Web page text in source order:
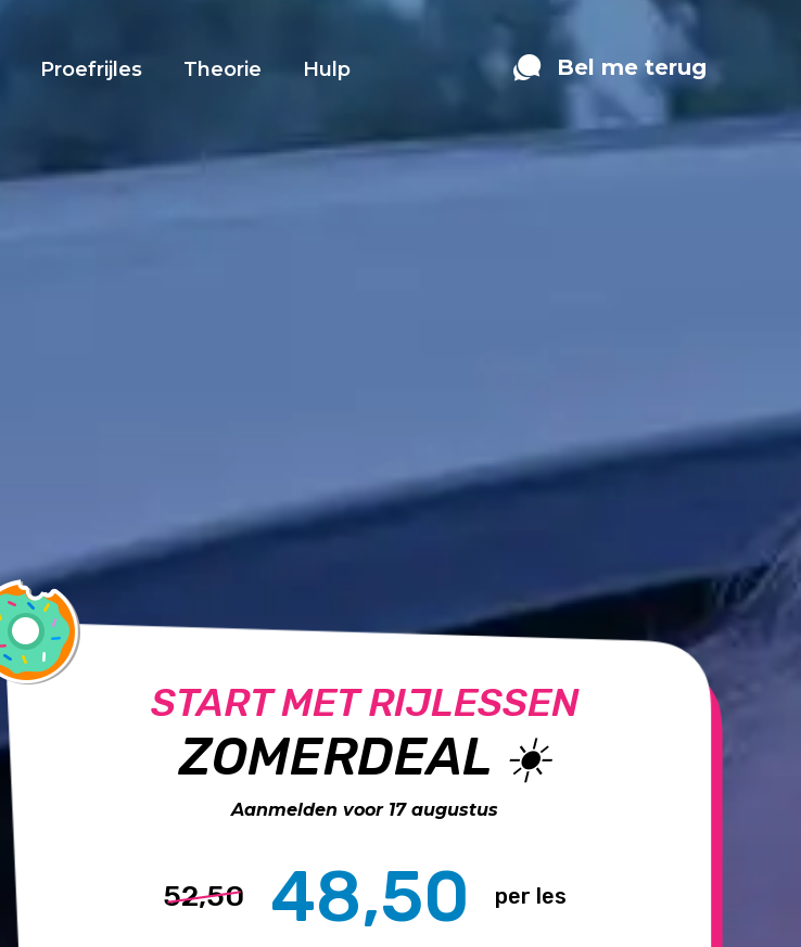
Proefrijles Theorie Hulp Bel me terug
START MET RIJLESSEN
ZOMERDEAL ☀️
Aanmelden voor 17 augustus
52,50 48,50 per les